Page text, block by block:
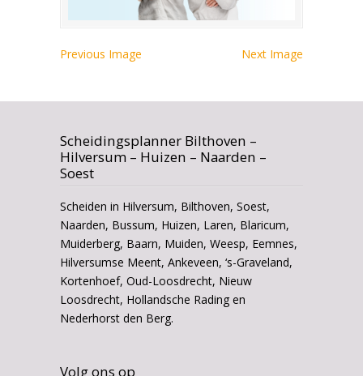
Previous Image Next Image
Scheidingsplanner Bilthoven –
Hilversum – Huizen – Naarden –
Soest
Scheiden in Hilversum, Bilthoven, Soest,
Naarden, Bussum, Huizen, Laren, Blaricum,
Muiderberg, Baarn, Muiden, Weesp, Eemnes,
Hilversumse Meent, Ankeveen, ‘s-Graveland,
Kortenhoef, Oud-Loosdrecht, Nieuw
Loosdrecht, Hollandsche Rading en
Nederhorst den Berg.
Volg ons op